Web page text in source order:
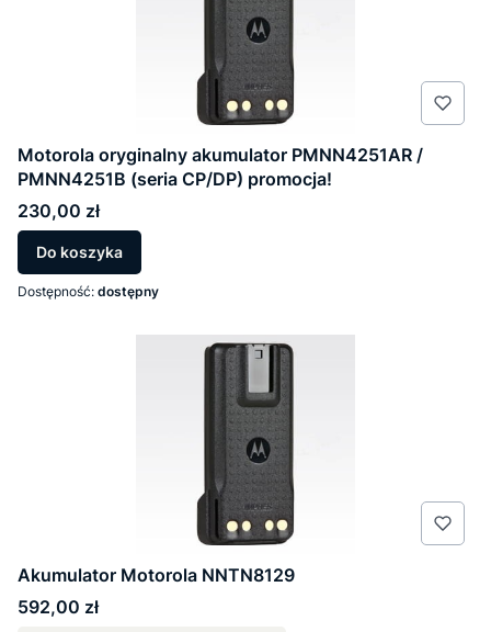
Motorola oryginalny akumulator PMNN4251AR /
PMNN4251B (seria CP/DP) promocja!
Cena
230,00 zł
Do koszyka
Dostępność: dostępny
Akumulator Motorola NNTN8129
Cena
592,00 zł